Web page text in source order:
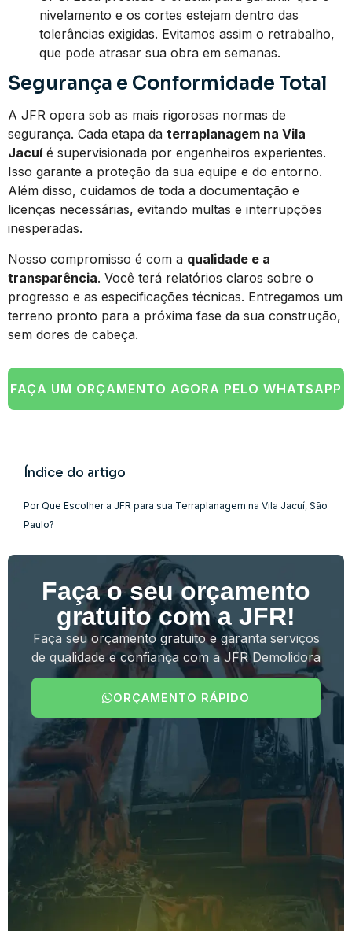
nivelamento e os cortes estejam dentro das
tolerâncias exigidas. Evitamos assim o retrabalho,
que pode atrasar sua obra em semanas.
Segurança e Conformidade Total
A JFR opera sob as mais rigorosas normas de
segurança. Cada etapa da terraplanagem na Vila
Jacuíé supervisionada por engenheiros experientes.
Isso garante a proteção da sua equipe e do entorno.
Além disso, cuidamos de toda a documentação e
licenças necessárias, evitando multas e interrupções
inesperadas.
Nosso compromisso é com a qualidade e a
transparência. Você terá relatórios claros sobre o
progresso e as especificações técnicas. Entregamos um
terreno pronto para a próxima fase da sua construção,
sem dores de cabeça.
FAÇA UM ORÇAMENTO AGORA PELO WHATSAPP
Índice do artigo
Por Que Escolher a JFR para sua Terraplanagem na Vila Jacuí, São
Paulo?
Faça o seu orçamento
gratuito com a JFR!
Faça seu orçamento gratuito e garanta serviços
de qualidade e confiança com a JFR Demolidora
ORÇAMENTO RÁPIDO